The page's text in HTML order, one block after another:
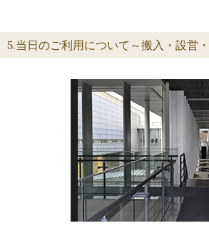
5.当日のご利用について～搬入・設営